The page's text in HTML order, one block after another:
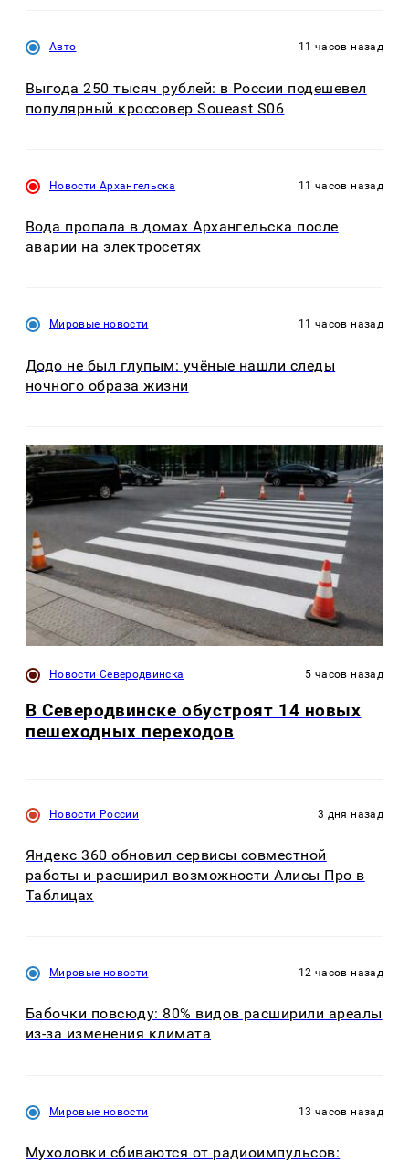
Авто 11 часов назад
Выгода 250 тысяч рублей: в России подешевел
популярный кроссовер Soueast S06
Новости Архангельска 11 часов назад
Вода пропала в домах Архангельска после
аварии на электросетях
Мировые новости 11 часов назад
Додо не был глупым: учёные нашли следы
ночного образа жизни
Новости Северодвинска 5 часов назад
В Северодвинске обустроят 14 новых
пешеходных переходов
Новости России 3 дня назад
Яндекс 360 обновил сервисы совместной
работы и расширил возможности Алисы Про в
Таблицах
Мировые новости 12 часов назад
Бабочки повсюду: 80% видов расширили ареалы
из-за изменения климата
Мировые новости 13 часов назад
Мухоловки сбиваются от радиоимпульсов: